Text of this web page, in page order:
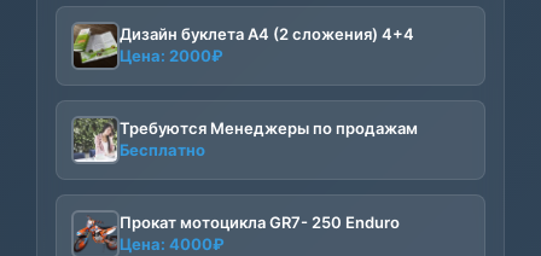
Дизайн буклета А4 (2 сложения) 4+4
Цена: 2000₽
Требуются Менеджеры по продажам
Бесплатно
Прокат мотоцикла GR7- 250 Enduro
Цена: 4000₽